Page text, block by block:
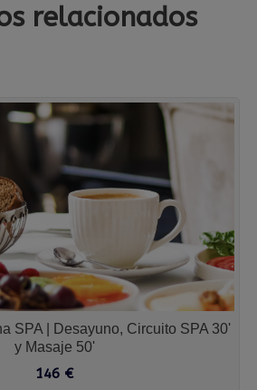
relacionados
SPA | Desayuno, Circuito SPA 30'
y Masaje 50'
146 €